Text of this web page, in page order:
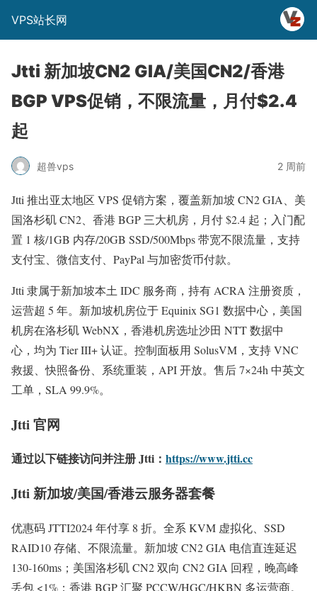
VPS站长网
Jtti 新加坡CN2 GIA/美国CN2/香港
BGP VPS促销，不限流量，月付$2.4
起
超兽vps 2 周前
Jtti 推出亚太地区 VPS 促销方案，覆盖新加坡 CN2 GIA、美
国洛杉矶 CN2、香港 BGP 三大机房，月付 $2.4 起；入门配
置 1 核/1GB 内存/20GB SSD/500Mbps 带宽不限流量，支持
支付宝、微信支付、PayPal 与加密货币付款。
Jtti 隶属于新加坡本土 IDC 服务商，持有 ACRA 注册资质，
运营超 5 年。新加坡机房位于 Equinix SG1 数据中心，美国
机房在洛杉矶 WebNX，香港机房选址沙田 NTT 数据中
心，均为 Tier III+ 认证。控制面板用 SolusVM，支持 VNC
救援、快照备份、系统重装，API 开放。售后 7×24h 中英文
工单，SLA 99.9%。
Jtti 官网
通过以下链接访问并注册 Jtti： https://www.jtti.cc
Jtti 新加坡/美国/香港云服务器套餐
优惠码 JTTI2024 年付享 8 折。全系 KVM 虚拟化、SSD
RAID10 存储、不限流量。新加坡 CN2 GIA 电信直连延迟
130-160ms；美国洛杉矶 CN2 双向 CN2 GIA 回程，晚高峰
丢包 <1%；香港 BGP 汇聚 PCCW/HGC/HKBN 多运营商。